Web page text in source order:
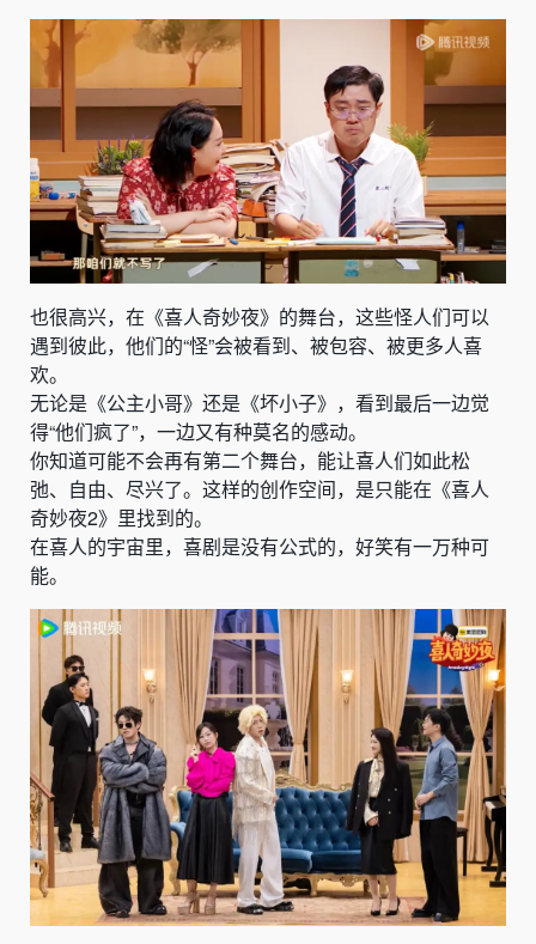
也很高兴，在《喜人奇妙夜》的舞台，这些怪人们可以
遇到彼此，他们的“怪”会被看到、被包容、被更多人喜
欢。
无论是《公主小哥》还是《坏小子》，看到最后一边觉
得“他们疯了”，一边又有种莫名的感动。
你知道可能不会再有第二个舞台，能让喜人们如此松
弛、自由、尽兴了。这样的创作空间，是只能在《喜人
奇妙夜2》里找到的。
在喜人的宇宙里，喜剧是没有公式的，好笑有一万种可
能。